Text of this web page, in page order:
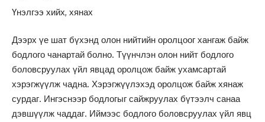
Үнэлгээ хийх, хянах
Дээрх үе шат бүхэнд олон нийтийн оролцоог хангаж байж
бодлого чанартай болно. Түүнчлэн олон нийт бодлого
боловсруулах үйл явцад оролцож байж ухамсартай
хэрэгжүүлж чадна. Хэрэгжүүлэхэд оролцож байж хянаж
сурдаг. Ингэснээр бодлогыг сайжруулах бүтээлч санаа
дэвшүүлж чаддаг. Иймээс бодлого боловсруулах үйл явц